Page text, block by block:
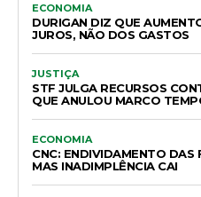
ECONOMIA
DURIGAN DIZ QUE
JUROS, NÃO DOS GASTOS
JUSTIÇA
STF JULGA RECURSOS
QUE ANULOU MARCO
ECONOMIA
CNC: ENDIVIDAMENTO DAS
MAS INADIMPLÊNCIA CAI